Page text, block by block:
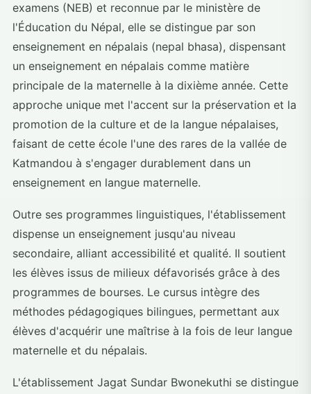
examens (NEB) et reconnue par le ministère de
l'Éducation du Népal, elle se distingue par son
enseignement en népalais (nepal bhasa), dispensant
un enseignement en népalais comme matière
principale de la maternelle à la dixième année. Cette
approche unique met l'accent sur la préservation et la
promotion de la culture et de la langue népalaises,
faisant de cette école l'une des rares de la vallée de
Katmandou à s'engager durablement dans un
enseignement en langue maternelle.
Outre ses programmes linguistiques, l'établissement
dispense un enseignement jusqu'au niveau
secondaire, alliant accessibilité et qualité. Il soutient
les élèves issus de milieux défavorisés grâce à des
programmes de bourses. Le cursus intègre des
méthodes pédagogiques bilingues, permettant aux
élèves d'acquérir une maîtrise à la fois de leur langue
maternelle et du népalais.
L'établissement Jagat Sundar Bwonekuthi se distingue